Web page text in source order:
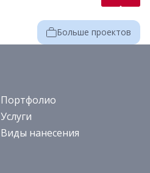
Больше проектов
Портфолио
Услуги
Виды нанесения